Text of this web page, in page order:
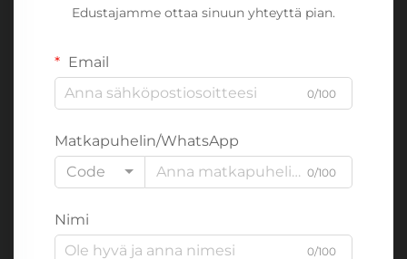
Edustajamme ottaa sinuun yhteyttä pian.
Email
0/100
Matkapuhelin/WhatsApp
Code
0/100
Nimi
0/100